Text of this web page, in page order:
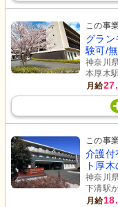
この事
グラン
験可/
神奈川
本厚木
月給
この事
介護付
ト厚
神奈川
下溝駅
月給